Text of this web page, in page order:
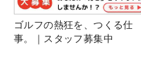
ゴルフの熱狂を、つくる仕
事。｜スタッフ募集中